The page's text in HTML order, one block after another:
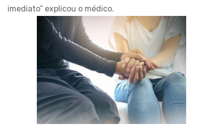
imediato” explicou o médico.